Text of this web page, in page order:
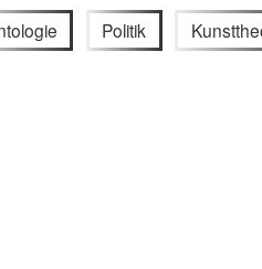
Politik